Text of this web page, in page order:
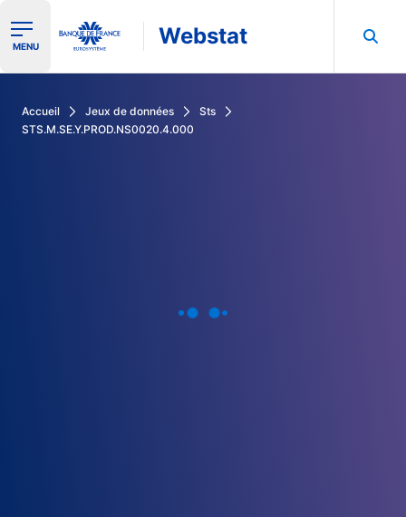
Ouvrir le menu de navigation
MENU Webstat
Accueil Jeux de données
Sts
STS.M.SE.Y.PROD.NS0020.4.000